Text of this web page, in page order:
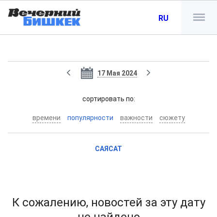
RU
17 Мая 2024
cортировать по:
времени популярности важности сюжету
САЯСАТ
К сожалению, новостей за эту дату